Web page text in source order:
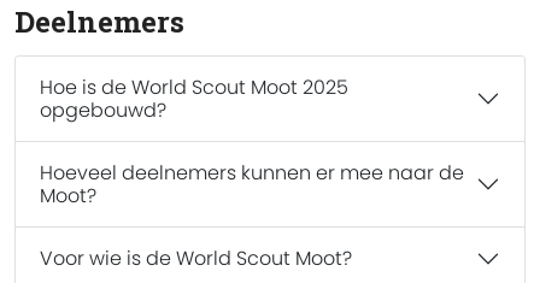
Deelnemers
Hoe is de World Scout Moot 2025
opgebouwd?
Hoeveel deelnemers kunnen er mee naar de
Moot?
Voor wie is de World Scout Moot?